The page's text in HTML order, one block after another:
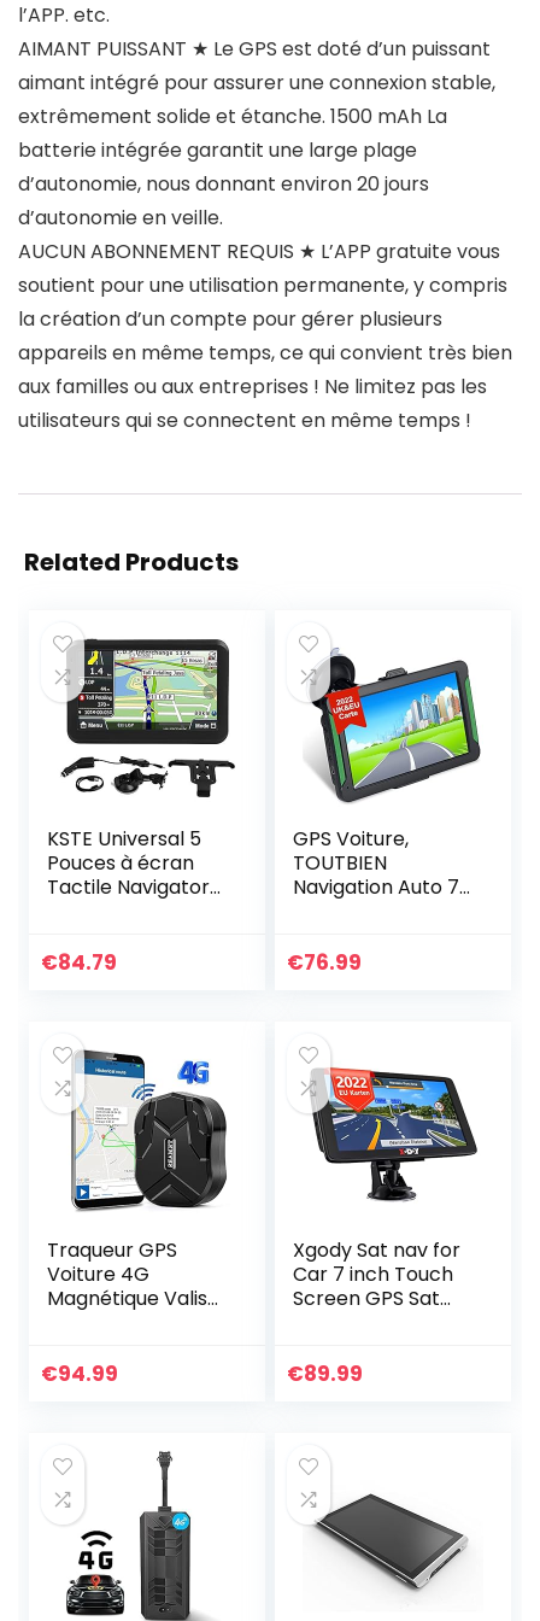
l’APP. etc.
AIMANT PUISSANT ★ Le GPS est doté d’un puissant
aimant intégré pour assurer une connexion stable,
extrêmement solide et étanche. 1500 mAh La
batterie intégrée garantit une large plage
d’autonomie, nous donnant environ 20 jours
d’autonomie en veille.
AUCUN ABONNEMENT REQUIS ★ L’APP gratuite vous
soutient pour une utilisation permanente, y compris
la création d’un compte pour gérer plusieurs
appareils en même temps, ce qui convient très bien
aux familles ou aux entreprises ! Ne limitez pas les
utilisateurs qui se connectent en même temps !
Related Products
KSTE Universal 5
Pouces à écran
Tactile Navigator
avec 8 Go 256
€84.79
GPS Voiture,
TOUTBIEN
Navigation Auto 7
Languages
€76.99
Traqueur GPS
Voiture 4G
Magnétique Valise
80 Jours Veille
€94.99
Xgody Sat nav for
Car 7 inch Touch
Screen GPS Sat
with 2022 Europe
€89.99